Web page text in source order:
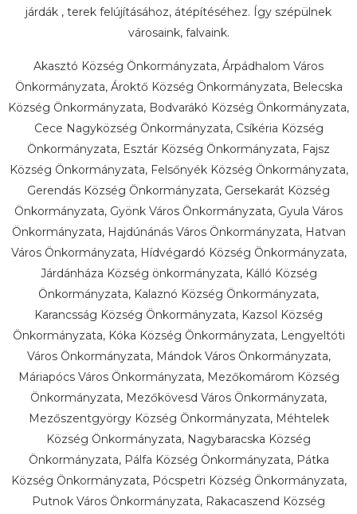
járdák , terek felújításához, átépítéséhez. Így szépülnek
városaink, falvaink.
Akasztó Község Önkormányzata, Árpádhalom Város
Önkormányzata, Ároktő Község Önkormányzata, Belecska
Község Önkormányzata, Bodvarákó Község Önkormányzata,
Cece Nagyközség Önkormányzata, Csíkéria Község
Önkormányzata, Esztár Község Önkormányzata, Fajsz
Község Önkormányzata, Felsőnyék Község Önkormányzata,
Gerendás Község Önkormányzata, Gersekarát Község
Önkormányzata, Gyönk Város Önkormányzata, Gyula Város
Önkormányzata, Hajdúnánás Város Önkormányzata, Hatvan
Város Önkormányzata, Hídvégardó Község Önkormányzata,
Járdánháza Község önkormányzata, Kálló Község
Önkormányzata, Kalaznó Község Önkormányzata,
Karancsság Község Önkormányzata, Kazsol Község
Önkormányzata, Kóka Község Önkormányzata, Lengyeltóti
Város Önkormányzata, Mándok Város Önkormányzata,
Máriapócs Város Önkormányzata, Mezőkomárom Község
Önkormányzata, Mezőkövesd Város Önkormányzata,
Mezőszentgyörgy Község Önkormányzata, Méhtelek
Község Önkormányzata, Nagybaracska Község
Önkormányzata, Pálfa Község Önkormányzata, Pátka
Község Önkormányzata, Pócspetri Község Önkormányzata,
Putnok Város Önkormányzata, Rakacaszend Község